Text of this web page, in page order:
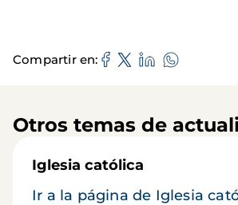
Compartir en
Otros temas de
Iglesia católica
Ir a la página de Iglesia